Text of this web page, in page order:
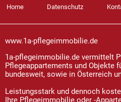
Home Datenschutz
www.1a-pflegeimmobilie.de
1a-pflegeimmobilie.de vermittelt
Pflegeappartements und Objekte
bundesweit, sowie in Österreich
Leistungsstark und dennoch